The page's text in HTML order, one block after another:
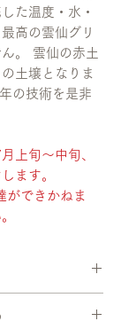
た温度・水・
高の雲仙グリ
。 雲仙の赤土
土壌となりま
の技術を是非
上旬〜中旬、
ます。
ができかねま